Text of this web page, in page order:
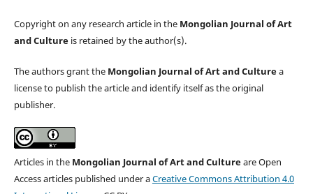
Copyright on any research article in the Mongolian Journal of Art
and Cultureis retained by the author(s).
The authors grant the Mongolian Journal of Art and Culturea
license to publish the article and identify itself as the original
publisher.
Articles in the Mongolian Journal of Art and Cultureare Open
Access articles published under aCreative Commons Attribution 4.0